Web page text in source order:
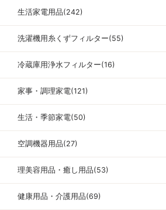
生活家電用品(242)
洗濯機用糸くずフィルター(55)
冷蔵庫用浄水フィルター(16)
家事・調理家電(121)
生活・季節家電(50)
空調機器用品(27)
理美容用品・癒し用品(53)
健康用品・介護用品(69)